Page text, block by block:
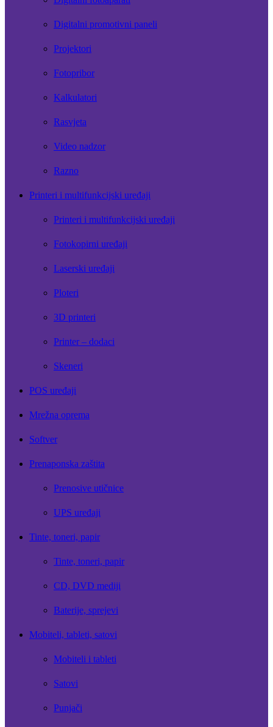
Digitalni promotivni paneli
Projektori
Fotopribor
Kalkulatori
Rasvjeta
Video nadzor
Razno
Printeri i multifunkcijski uređaji
Printeri i multifunkcijski uređaji
Fotokopirni uređaji
Laserski uređaji
Ploteri
3D printeri
Printer – dodaci
Skeneri
POS uređaji
Mrežna oprema
Softver
Prenaponska zaštita
Prenosive utičnice
UPS uređaji
Tinte, toneri, papir
Tinte, toneri, papir
CD, DVD mediji
Baterije, sprejevi
Mobiteli, tableti, satovi
Mobiteli i tableti
Satovi
Punjači